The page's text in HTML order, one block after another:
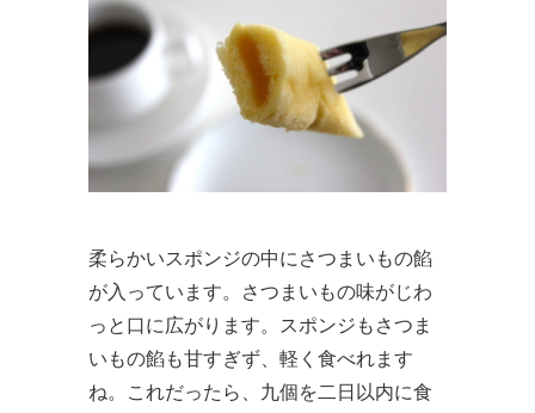
柔らかいスポンジの中にさつまいもの餡
が入っています。さつまいもの味がじわ
っと口に広がります。スポンジもさつま
いもの餡も甘すぎず、軽く食べれます
ね。これだったら、九個を二日以内に食